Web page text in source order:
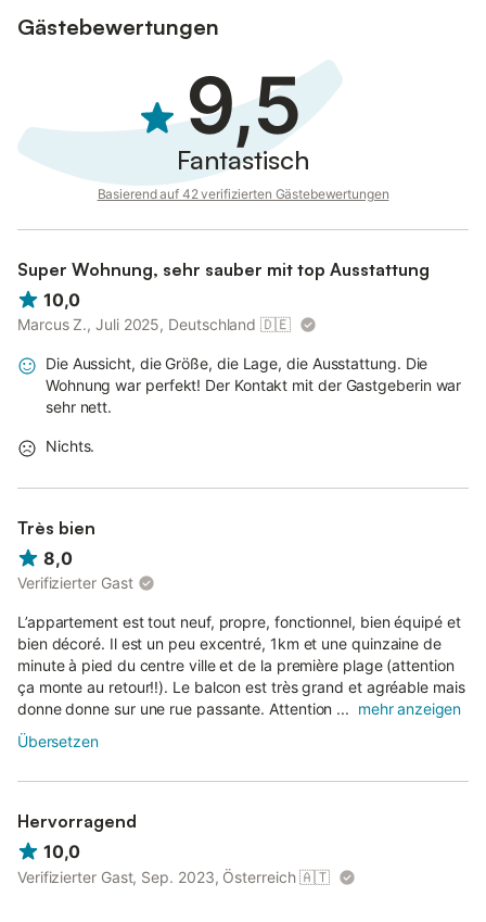
Gästebewertungen
9,5
Fantastisch
Basierend auf 42 verifizierten Gästebewertungen
Super Wohnung, sehr sauber mit top Ausstattung
10,0
Marcus Z., Juli 2025, Deutschland 🇩🇪
Die Aussicht, die Größe, die Lage, die Ausstattung. Die
Wohnung war perfekt! Der Kontakt mit der Gastgeberin war
sehr nett.
Nichts.
Très bien
8,0
Verifizierter Gast
L’appartement est tout neuf, propre, fonctionnel, bien équipé et
bien décoré. Il est un peu excentré, 1km et une quinzaine de
minute à pied du centre ville et de la première plage (attention
ça monte au retour!!). Le balcon est très grand et agréable mais
donne donne sur une rue passante. Attention ... mehr anzeigen
Übersetzen
Hervorragend
10,0
Verifizierter Gast, Sep. 2023, Österreich 🇦🇹